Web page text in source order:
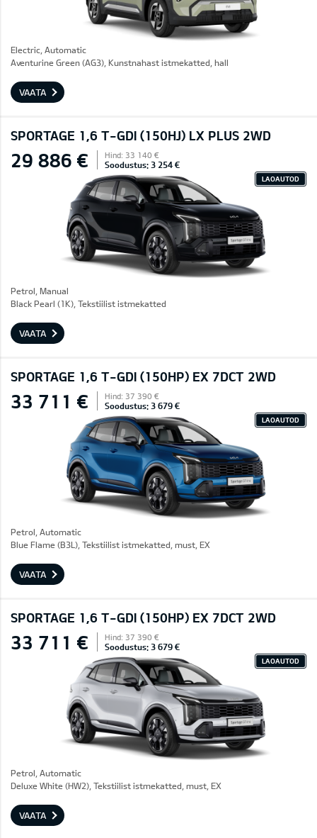
Electric, Automatic
Aventurine Green (AG3), Kunstnahast istmekatted, hall
VAATA
SPORTAGE 1,6 T-GDI (150HJ) LX PLUS 2WD
29 886 € Hind: 33 140 €
Soodustus: 3 254 €
LAOAUTOD
Petrol, Manual
Black Pearl (1K), Tekstiilist istmekatted
VAATA
SPORTAGE 1,6 T-GDI (150HP) EX 7DCT 2WD
33 711 € Hind: 37 390 €
Soodustus: 3 679 €
LAOAUTOD
Petrol, Automatic
Blue Flame (B3L), Tekstiilist istmekatted, must, EX
VAATA
SPORTAGE 1,6 T-GDI (150HP) EX 7DCT 2WD
33 711 € Hind: 37 390 €
Soodustus: 3 679 €
LAOAUTOD
Petrol, Automatic
Deluxe White (HW2), Tekstiilist istmekatted, must, EX
VAATA